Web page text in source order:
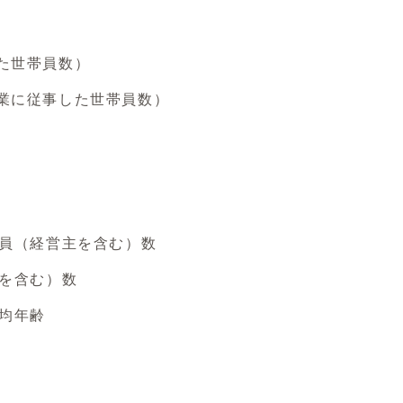
帯員数）
従事した世帯員数）
経営主を含む）数
含む）数
年齢